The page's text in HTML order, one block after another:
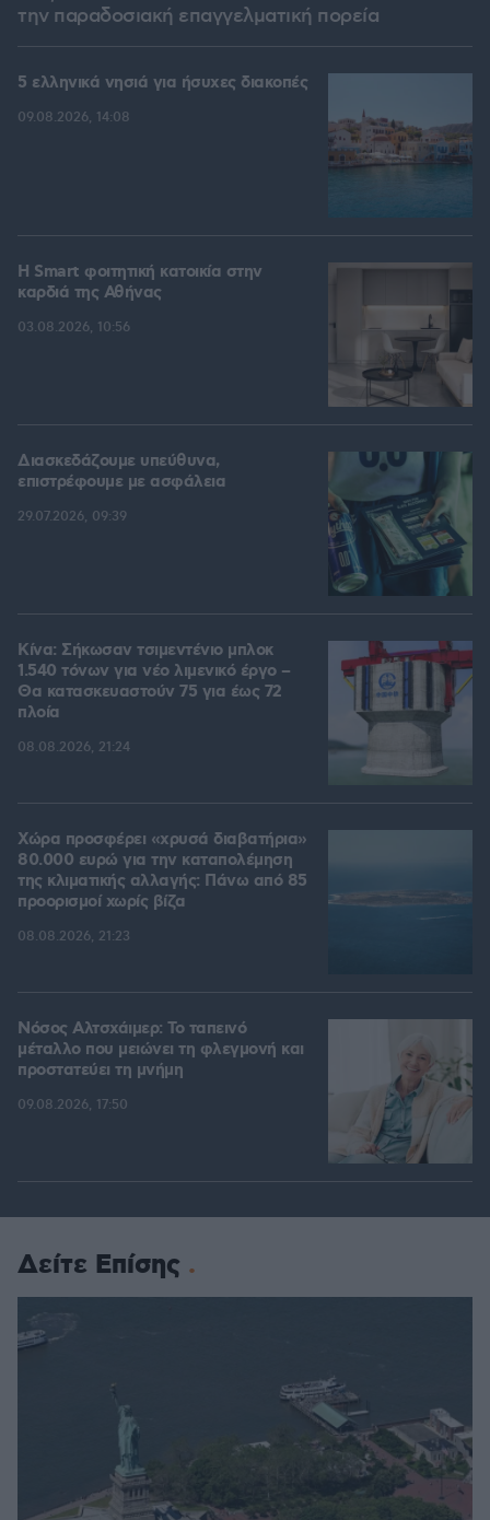
την παραδοσιακή επαγγελματική πορεία
5 ελληνικά νησιά για ήσυχες διακοπές
09.08.2026, 14:08
Η Smart φοιτητική κατοικία στην
καρδιά της Αθήνας
03.08.2026, 10:56
Διασκεδάζουμε υπεύθυνα,
επιστρέφουμε με ασφάλεια
29.07.2026, 09:39
Κίνα: Σήκωσαν τσιμεντένιο μπλοκ
1.540 τόνων για νέο λιμενικό έργο –
Θα κατασκευαστούν 75 για έως 72
πλοία
08.08.2026, 21:24
Χώρα προσφέρει «χρυσά διαβατήρια»
80.000 ευρώ για την καταπολέμηση
της κλιματικής αλλαγής: Πάνω από 85
προορισμοί χωρίς βίζα
08.08.2026, 21:23
Νόσος Αλτσχάιμερ: Το ταπεινό
μέταλλο που μειώνει τη φλεγμονή και
προστατεύει τη μνήμη
09.08.2026, 17:50
Δείτε Επίσης